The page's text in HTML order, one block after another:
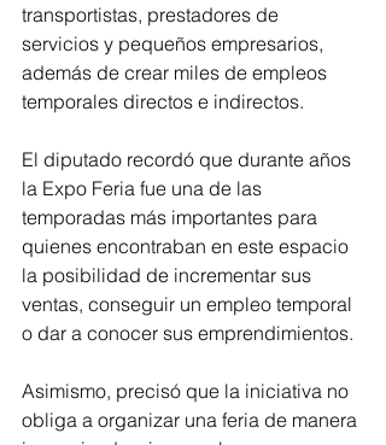
transportistas, prestadores de
servicios y pequeños empresarios,
además de crear miles de empleos
temporales directos e indirectos.
El diputado recordó que durante años
la Expo Feria fue una de las
temporadas más importantes para
quienes encontraban en este espacio
la posibilidad de incrementar sus
ventas, conseguir un empleo temporal
o dar a conocer sus emprendimientos.
Asimismo, precisó que la iniciativa no
obliga a organizar una feria de manera